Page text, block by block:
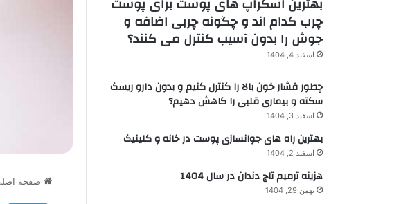
صفحه
چرب کدام اند و چگونه چربی اضافه و
جوش را بدون آسیب کنترل می کنند؟
اسفند 4, 1404
چطور فشار خون بالا را کنترل کنیم و بدون دارو ریسک
سکته و بیماری قلبی را کاهش دهیم؟
اسفند 3, 1404
بهترین راه های جوانسازی پوست در خانه و کلینیک
اسفند 2, 1404
هزینه ترمیم تاج دندان در سال 1404
بهمن 29, 1404